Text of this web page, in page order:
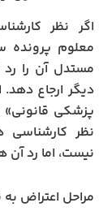
اگر نظر
معلوم پرونده
مستدل آن را
دیگر ارجاع
پزشکی
نظر کارشناسی
نیست، اما رد آن
مراحل اعتراض